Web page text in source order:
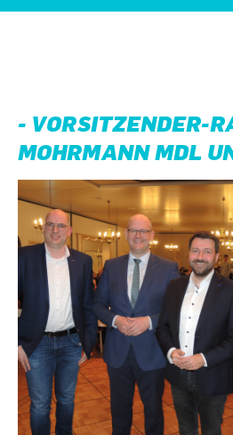
- VORSITZENDER-
OHRMANN MDL